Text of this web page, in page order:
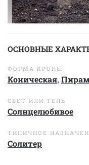
ОСНОВНЫЕ
ФОРМА КРОНЫ
Коническая,
СВЕТ ИЛИ ТЕНЬ
Солнцелюбивое
ТИПИЧНОЕ
Солитер